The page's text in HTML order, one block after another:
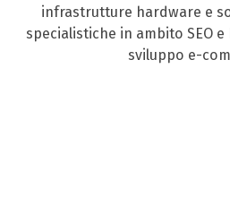
infrastrutture hardware e
specialistiche in ambito SEO
sviluppo e-